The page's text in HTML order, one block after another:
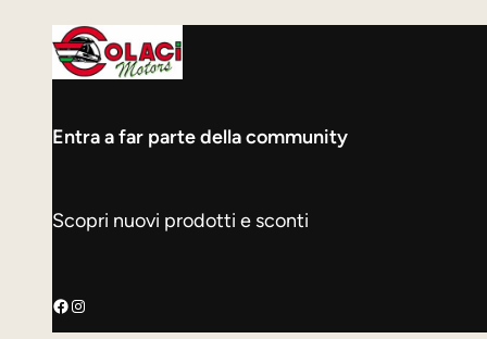
Entra a far parte della community
Scopri nuovi prodotti e sconti
Facebook Instagram